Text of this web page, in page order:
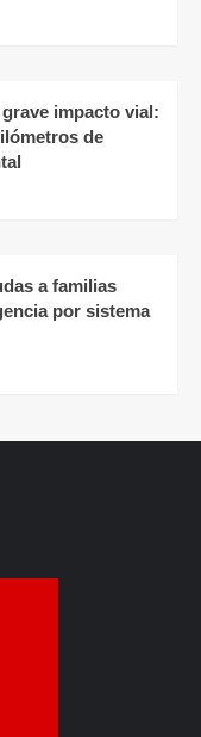
impacto vial:
de
a familias
por sistema